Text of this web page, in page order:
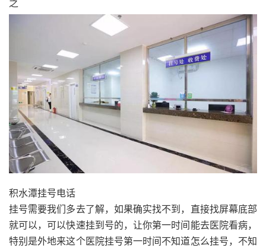
之
积水潭挂号电话
挂号需要我们多去了解，如果确实找不到，直接找屏幕底部
就可以，可以快速挂到号的，让你第一时间能去医院看病，
特别是外地来这个医院挂号第一时间不知道怎么挂号，不知